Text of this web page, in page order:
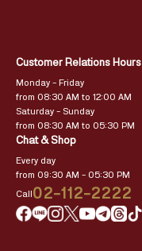
Customer Relations Hours
Monday – Friday
from 08:30 AM to 12:00 AM
Saturday – Sunday
from 08:30 AM to 05:30 PM
Chat & Shop
Every day
from 09:30 AM – 05:30 PM
Call02-112-2222